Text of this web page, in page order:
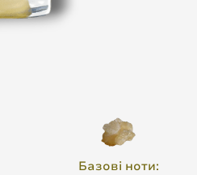
Базові ноти: